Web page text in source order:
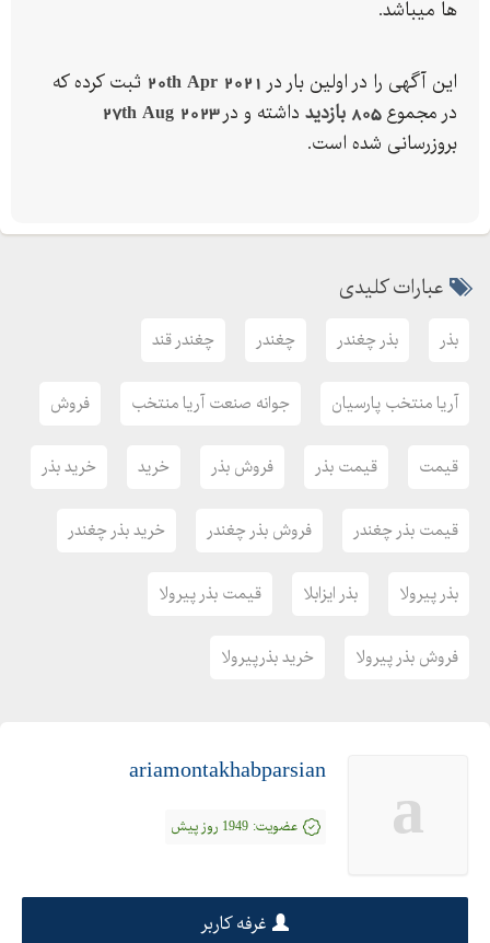
تلگرام و.... میباشند که میتوانید بصورت ساعته با ما در ارتباط باشید
ها میباشد.
این آگهی را در اولین بار در 20th Apr 2021 ثبت کرده که
در مجموع805 بازدید داشته و در27th Aug 2023
بروزرسانی شده است.
عبارات کلیدی
بذر بذر چغندر چغندر چغندر قند
آریا منتخب پارسیان جوانه صنعت آریا منتخب فروش
قیمت قیمت بذر فروش بذر خرید خرید بذر
قیمت بذر چغندر فروش بذر چغندر خرید بذر چغندر
بذر پیرولا بذر ایزابلا قیمت بذر پیرولا
فروش بذر پیرولا خرید بذرپیرولا
a
ariamontakhabparsian
عضویت: 1949 روز پیش
غرفه کاربر